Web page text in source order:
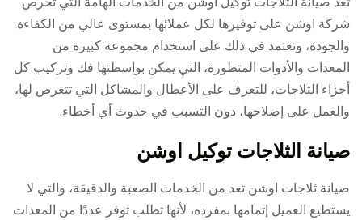
شركة اوشن على توفيرها لكل عملائها بمستوى عالي من الكفاءة
والجودة، وتعتمد في ذلك على استخدام مجموعة كبيرة من
المعدات والأدوات المتطورة، التي يمكن بواسطتها فك وتركيب كل
أجزاء الثلاجات، للتعرف على الأعطال والمشاكل التي تتعرض لها،
والعمل على إصلاحها، دون التسبب في حدوث أي أخطاء.
صيانة الثلاجات توكيل اوشن
صيانة ثلاجات اوشن تعد من الخدمات الصعبة والدقيقة، والتي لا
يستطيع العميل إتمامها بمفرده، لأنها تطلب توفر عددًا من المعدات